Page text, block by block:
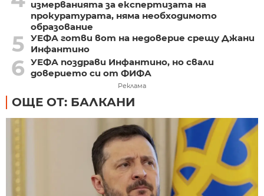
измерванията за експертизата на
прокуратурата, няма необходимото
образование
5 УЕФА готви вот на недоверие срещу Джани
Инфантино
6 УЕФА поздрави Инфантино, но свали
доверието си от ФИФА
Реклама
ОЩЕ ОТ: БАЛКАНИ